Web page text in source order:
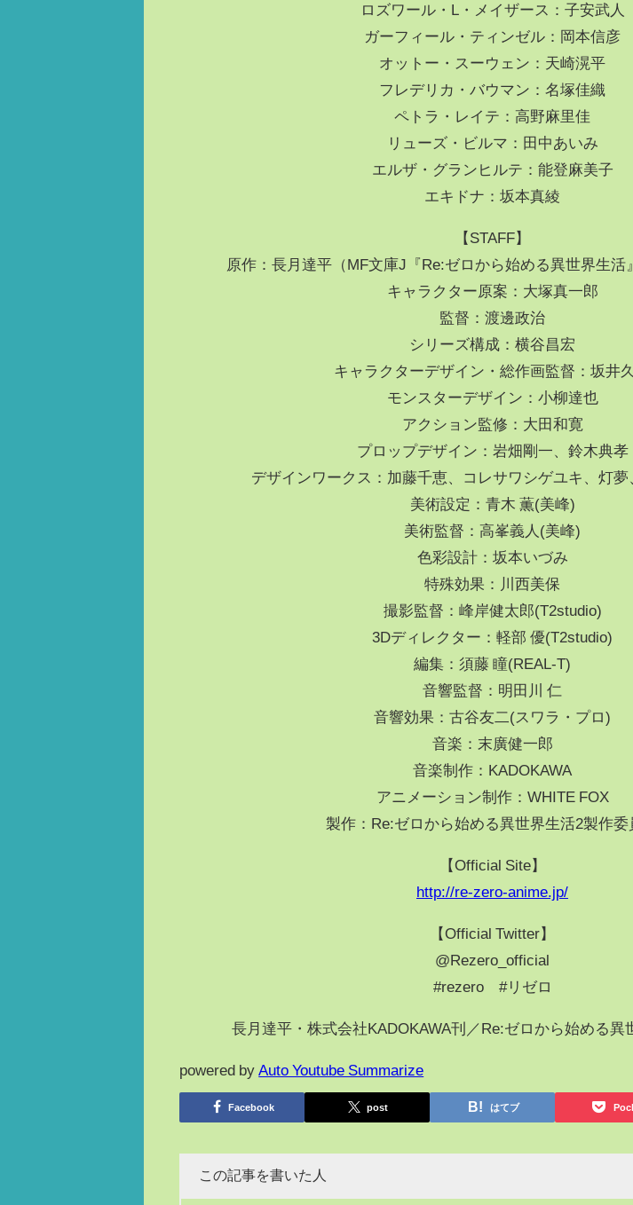
ロズワール・L・メイザース：子安武人
ガーフィール・ティンゼル：岡本信彦
オットー・スーウェン：天崎滉平
フレデリカ・バウマン：名塚佳織
ペトラ・レイテ：高野麻里佳
リューズ・ビルマ：田中あいみ
エルザ・グランヒルテ：能登麻美子
エキドナ：坂本真綾
【STAFF】
原作：長月達平（MF文庫J『Re:ゼロから始める異世界生活
キャラクター原案：大塚真一郎
監督：渡邊政治
シリーズ構成：横谷昌宏
キャラクターデザイン・総作画監督：坂井
モンスターデザイン：小柳達也
アクション監修：大田和寛
プロップデザイン：岩畑剛一、鈴木典孝
デザインワークス：加藤千恵、コレサワシゲユキ、灯夢
美術設定：青木 薫(美峰)
美術監督：高峯義人(美峰)
色彩設計：坂本いづみ
特殊効果：川西美保
撮影監督：峰岸健太郎(T2studio)
3Dディレクター：軽部 優(T2studio)
編集：須藤 瞳(REAL-T)
音響監督：明田川 仁
音響効果：古谷友二(スワラ・プロ)
音楽：末廣健一郎
音楽制作：KADOKAWA
アニメーション制作：WHITE FOX
製作：Re:ゼロから始める異世界生活2製作委
【Official Site】
http://re-zero-anime.jp/
【Official Twitter】
@Rezero_official
#rezero #リゼロ
©長月達平・株式会社KADOKAWA刊／Re:ゼロから始める異
powered by Auto Youtube Summarize
Facebook post はてブ
この記事を書いた人